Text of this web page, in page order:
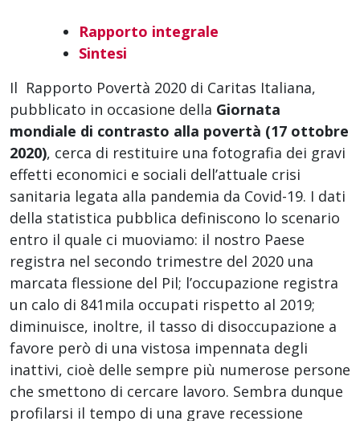
Rapporto integrale
Sintesi
Il Rapporto Povertà 2020 di Caritas Italiana,
pubblicato in occasione della Giornata
mondiale di contrasto alla povertà (17 ottobre
2020), cerca di restituire una fotografia dei gravi
effetti economici e sociali dell’attuale crisi
sanitaria legata alla pandemia da Covid-19. I dati
della statistica pubblica definiscono lo scenario
entro il quale ci muoviamo: il nostro Paese
registra nel secondo trimestre del 2020 una
marcata flessione del Pil; l’occupazione registra
un calo di 841mila occupati rispetto al 2019;
diminuisce, inoltre, il tasso di disoccupazione a
favore però di una vistosa impennata degli
inattivi, cioè delle sempre più numerose persone
che smettono di cercare lavoro. Sembra dunque
profilarsi il tempo di una grave recessione